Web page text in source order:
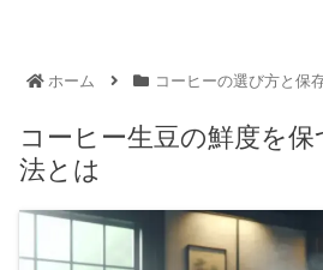
ホーム コーヒーの選び方と保
コーヒー生豆の鮮度を
法とは